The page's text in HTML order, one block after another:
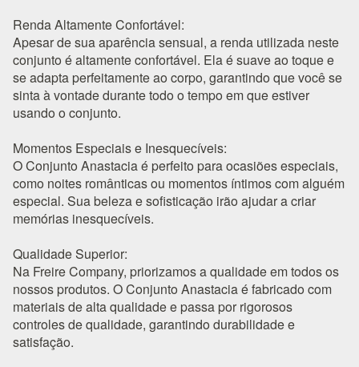
Renda Altamente Confortável:
Apesar de sua aparência sensual, a renda utilizada neste
conjunto é altamente confortável. Ela é suave ao toque e
se adapta perfeitamente ao corpo, garantindo que você se
sinta à vontade durante todo o tempo em que estiver
usando o conjunto.
Momentos Especiais e Inesquecíveis:
O Conjunto Anastacia é perfeito para ocasiões especiais,
como noites românticas ou momentos íntimos com alguém
especial. Sua beleza e sofisticação irão ajudar a criar
memórias inesquecíveis.
Qualidade Superior:
Na Freire Company, priorizamos a qualidade em todos os
nossos produtos. O Conjunto Anastacia é fabricado com
materiais de alta qualidade e passa por rigorosos
controles de qualidade, garantindo durabilidade e
satisfação.